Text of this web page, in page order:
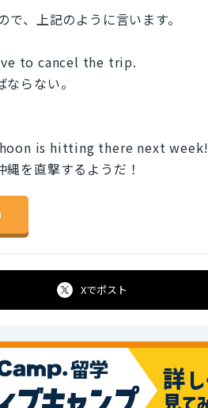
、上記のように言います。
to cancel the trip.
らない。
is hitting there next week!
を直撃するようだ！
Xでポスト